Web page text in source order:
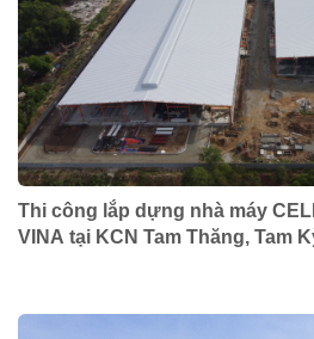
Thi công lắp dựng nhà máy
VINA tại KCN Tam Thăng, Tam